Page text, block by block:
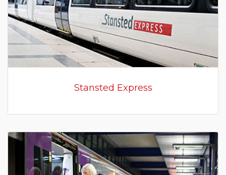
Stansted Express